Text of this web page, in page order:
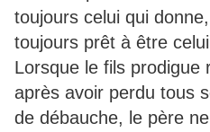
toujours celui qui
toujours prêt à être
Lorsque le fils prodigue
après avoir perdu tous
de débauche, le père